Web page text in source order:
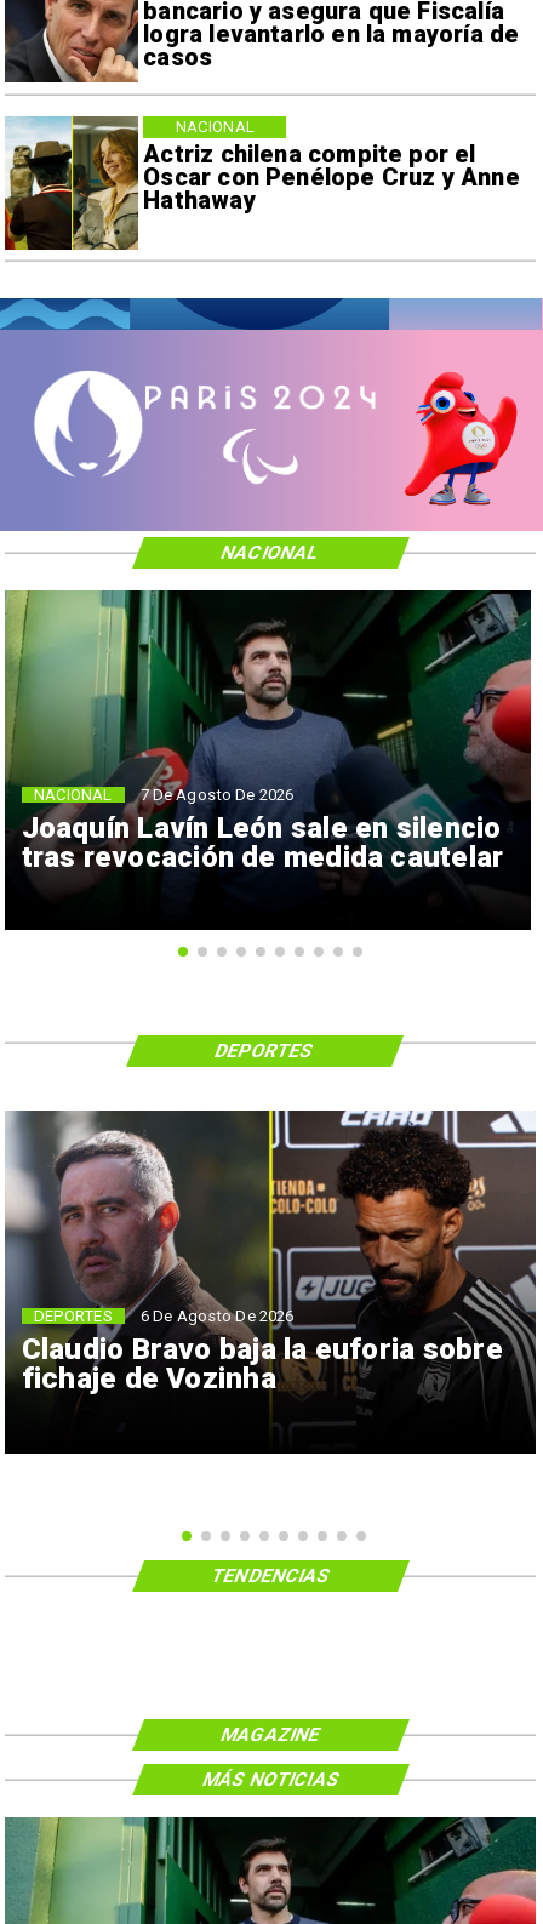
bancario y asegura que Fiscalía
logra levantarlo en la mayoría de
casos
Actriz chilena compite por el
Oscar con Penélope Cruz y Anne
Hathaway
NACIONAL
Joaquín Lavín León sale en silencio
tras revocación de medida cautelar
NACIONAL 7 De Agosto De 2026
NACIONAL
Claudio Bravo baja la euforia sobre
fichaje de Vozinha
DEPORTES 6 De Agosto De 2026
DEPORTES
TENDENCIAS
MAGAZINE
MÁS NOTICIAS